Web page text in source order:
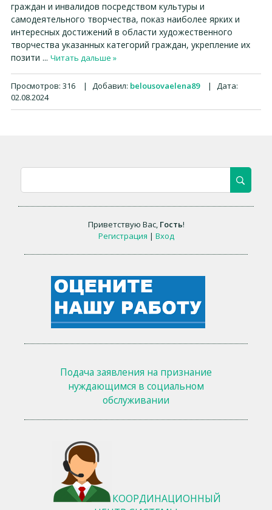
граждан и инвалидов посредством культуры и
самодеятельного творчества, показ наиболее ярких и
интересных достижений в области художественного
творчества указанных категорий граждан, укрепление их
позити ... Читать дальше »
Просмотров: 316 | Добавил: belousovaelena89 |
Дата:
02.08.2024
Приветствую Вас, Гость!
Регистрация | Вход
Подача заявления на признание
нуждающимся в социальном
обслуживании
КООРДИНАЦИОННЫЙ